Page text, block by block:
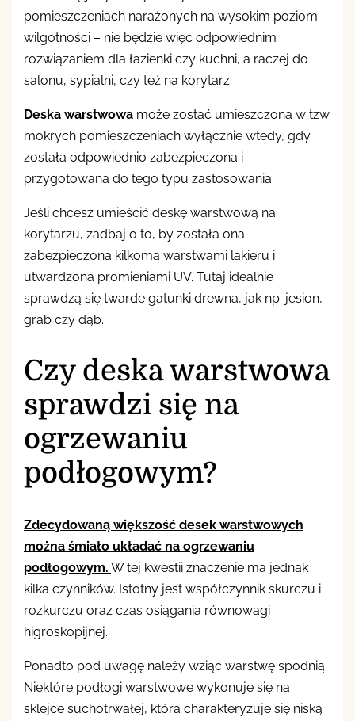
pomieszczeniach narażonych na wysokim poziom
wilgotności – nie będzie więc odpowiednim
rozwiązaniem dla łazienki czy kuchni, a raczej do
salonu, sypialni, czy też na korytarz.
Deska warstwowa może zostać umieszczona w tzw.
mokrych pomieszczeniach wyłącznie wtedy, gdy
została odpowiednio zabezpieczona i
przygotowana do tego typu zastosowania.
Jeśli chcesz umieścić deskę warstwową na
korytarzu, zadbaj o to, by została ona
zabezpieczona kilkoma warstwami lakieru i
utwardzona promieniami UV. Tutaj idealnie
sprawdzą się twarde gatunki drewna, jak np. jesion,
grab czy dąb.
Czy deska warstwowa
sprawdzi się na
ogrzewaniu
podłogowym?
Zdecydowaną większość desek warstwowych
można śmiało układać na ogrzewaniu
podłogowym. W tej kwestii znaczenie ma jednak
kilka czynników. Istotny jest współczynnik skurczu i
rozkurczu oraz czas osiągania równowagi
higroskopijnej.
Ponadto pod uwagę należy wziąć warstwę spodnią.
Niektóre podłogi warstwowe wykonuje się na
sklejce suchotrwałej, która charakteryzuje się niską